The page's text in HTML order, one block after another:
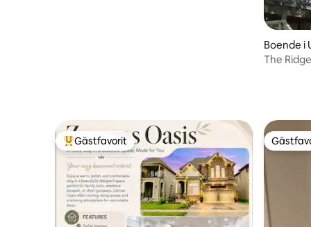
Boende i
The
Populär gästfavorit
Gästfavorit